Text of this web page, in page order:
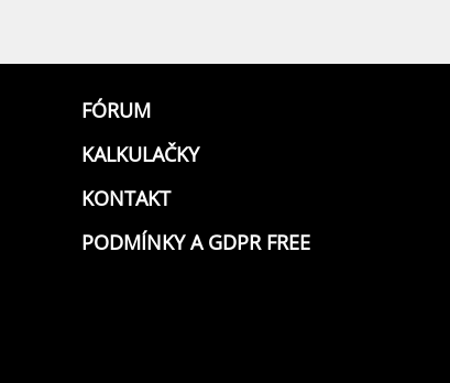
FÓRUM
KALKULAČKY
KONTAKT
PODMÍNKY A GDPR FREE